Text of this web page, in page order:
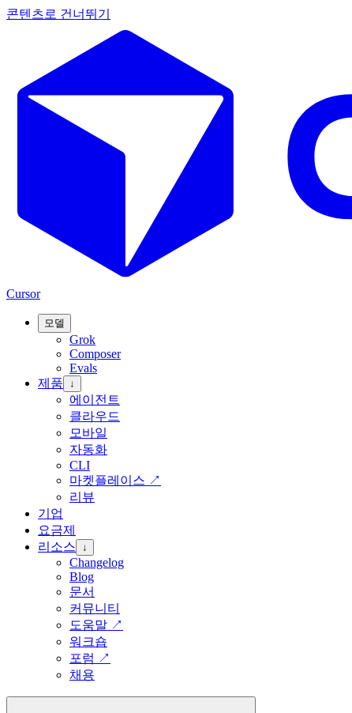
콘텐츠로 건너뛰기
Cursor
모델
Grok
Composer
Evals
제품
↓
에이전트
클라우드
모바일
자동화
CLI
마켓플레이스 ↗
리뷰
기업
요금제
리소스
↓
Changelog
Blog
문서
커뮤니티
도움말 ↗
워크숍
포럼 ↗
채용